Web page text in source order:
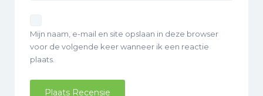
Mijn naam, e-mail en site opslaan in deze browser
voor de volgende keer wanneer ik een reactie
plaats.